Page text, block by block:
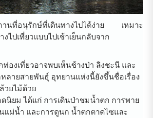
านที่อนุรักษ์ที่เดินทางไปได้ง่าย เหมาะ
ไปเที่ยวแบบไปเช้าเย็นกลับจาก
ท่องเที่ยวอาจพบเห็นช้างป่า ลิงชะนี และ
ลายสายพันธุ์ อุทยานแห่งนี้ยังขึ้นชื่อเรื่อง
วยไม้ด้วย
ดนิยม ได้แก่ การเดินป่าชมน้ำตก การพาย
แม่น้ำ และการดูนก น้ำตกตาดไซและ